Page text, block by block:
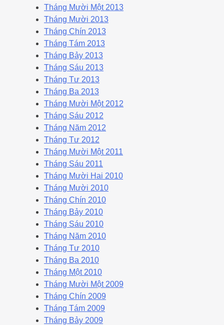
Tháng Mười Một 2013
Tháng Mười 2013
Tháng Chín 2013
Tháng Tám 2013
Tháng Bảy 2013
Tháng Sáu 2013
Tháng Tư 2013
Tháng Ba 2013
Tháng Mười Một 2012
Tháng Sáu 2012
Tháng Năm 2012
Tháng Tư 2012
Tháng Mười Một 2011
Tháng Sáu 2011
Tháng Mười Hai 2010
Tháng Mười 2010
Tháng Chín 2010
Tháng Bảy 2010
Tháng Sáu 2010
Tháng Năm 2010
Tháng Tư 2010
Tháng Ba 2010
Tháng Một 2010
Tháng Mười Một 2009
Tháng Chín 2009
Tháng Tám 2009
Tháng Bảy 2009